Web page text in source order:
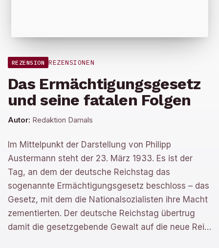
REZENSION REZENSIONEN
Das Ermächtigungsgesetz
und seine fatalen Folgen
Autor: Redaktion Damals
Im Mittelpunkt der Darstellung von Philipp
Austermann steht der 23. März 1933. Es ist der
Tag, an dem der deutsche Reichstag das
sogenannte Ermächtigungsgesetz beschloss – das
Gesetz, mit dem die Nationalsozialisten ihre Macht
zementierten. Der deutsche Reichstag übertrug
damit die gesetzgebende Gewalt auf die neue Rei…